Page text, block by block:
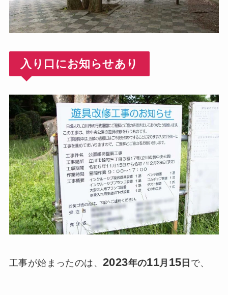
入り口にお知らせあり
工事が始まったのは、 2023年の11月 15 日 で、